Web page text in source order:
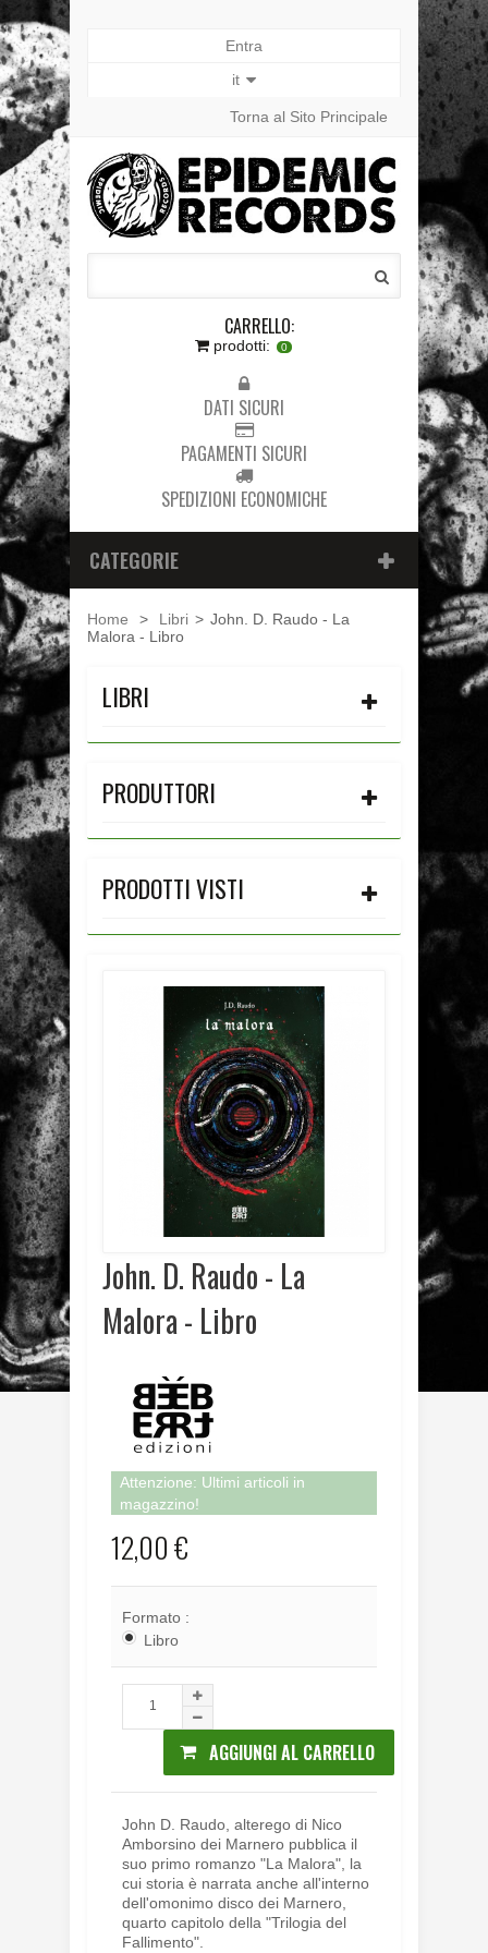
Entra
it
Torna al Sito Principale
CARRELLO:
prodotti: 0
DATI SICURI
PAGAMENTI SICURI
SPEDIZIONI ECONOMICHE
CATEGORIE
Home > Libri > John. D. Raudo - La
Malora - Libro
LIBRI
PRODUTTORI
PRODOTTI VISTI
John. D. Raudo - La
Malora - Libro
Attenzione: Ultimi articoli in
magazzino!
12,00 €
Formato :
Libro
AGGIUNGI AL CARRELLO
John D. Raudo, alterego di Nico
Amborsino dei Marnero pubblica il
suo primo romanzo "La Malora", la
cui storia è narrata anche all'interno
dell'omonimo disco dei Marnero,
quarto capitolo della "Trilogia del
Fallimento".